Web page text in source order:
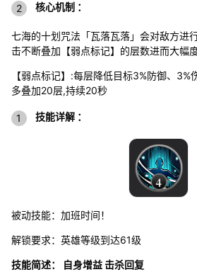
核心机制 ：
七海的十划咒法「瓦落瓦落」会对敌方进
击不断叠加【弱点标记】的层数进而大幅
【弱点标记】:每层降低目标3%防御、
多叠加20层,持续20秒
技能详解 ：
被动技能：加班时间！
解锁要求：英雄等级到达61级
技能简述： 自身增益 击杀回复